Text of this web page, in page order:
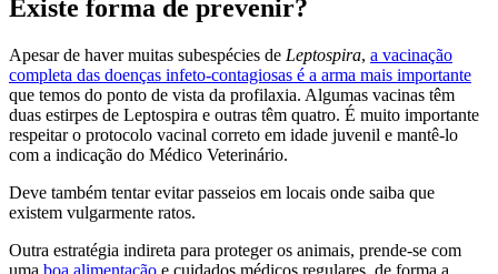
Existe forma de prevenir?
Apesar de haver muitas subespécies de Leptospira, a vacinação
completa das doenças infeto-contagiosas é a arma mais importante
que temos do ponto de vista da profilaxia. Algumas vacinas têm
duas estirpes de Leptospira e outras têm quatro. É muito importante
respeitar o protocolo vacinal correto em idade juvenil e mantê-lo
com a indicação do Médico Veterinário.
Deve também tentar evitar passeios em locais onde saiba que
existem vulgarmente ratos.
Outra estratégia indireta para proteger os animais, prende-se com
uma boa alimentação e cuidados médicos regulares, de forma a